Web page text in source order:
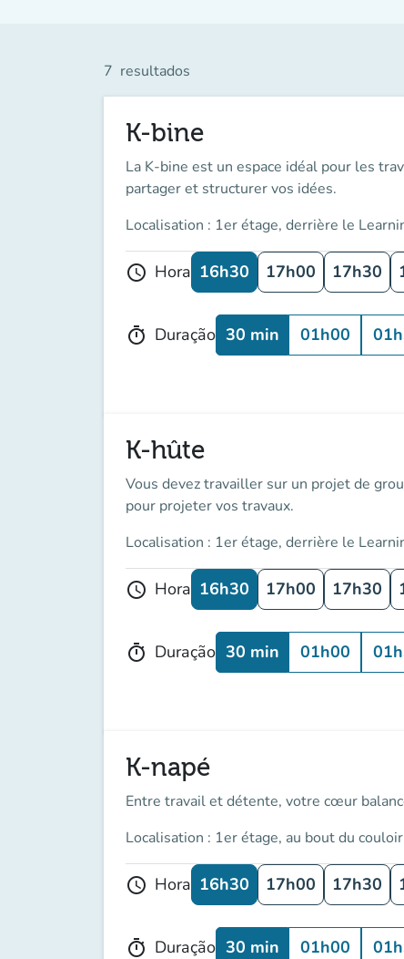
7 resultados
K-bine
La K-bine est un espace idéal pour les
partager et structurer vos idées.
Localisation : 1er étage, derrière le
schedule Hora 16h30 17h00 17h30
timer Duração 30 min 01h00
K-hûte
Vous devez travailler sur un projet de
pour projeter vos travaux.
Localisation : 1er étage, derrière le
schedule Hora 16h30 17h00 17h30
timer Duração 30 min 01h00
K-napé
Entre travail et détente, votre cœur
Localisation : 1er étage, au bout du couloir
schedule Hora 16h30 17h00 17h30
timer Duração 30 min 01h00